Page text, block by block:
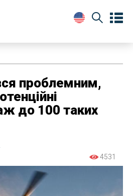
проблемним,
до 100 таких
4531